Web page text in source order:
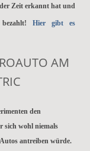
Zeit erkannt hat und
Hier gibt es
AM
den
sich wohl niemals
Autos antreiben würde.